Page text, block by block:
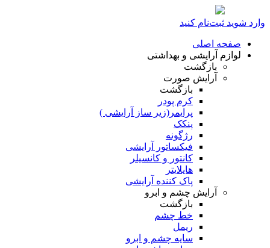
وارد شوید ثبت‌نام کنید
صفحه اصلی
لوازم آرایشی و بهداشتی
بازگشت
آرایش صورت
بازگشت
کرم پودر
پرایمر(زیر ساز آرایشی )
پنکک
رژگونه
فیکساتور آرایشی
کانتور و کانسیلر
هایلایتر
پاک کننده آرایشی
آرایش چشم و ابرو
بازگشت
خط چشم
ریمل
سایه چشم و ابرو